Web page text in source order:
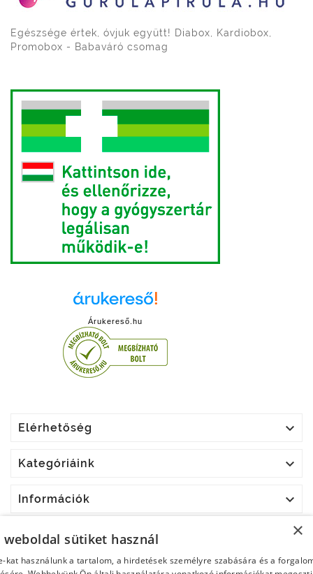
Egészsége értek, óvjuk együtt! Diabox, Kardiobox,
Promobox - Babaváró csomag
Árukereső.hu
Elérhetőség 
Kategóriáink 
Információk 
Fiókod 
Hírlevél
×
weboldal sütiket használ
kat használunk a tartalom, a hirdetések személyre szabására és a